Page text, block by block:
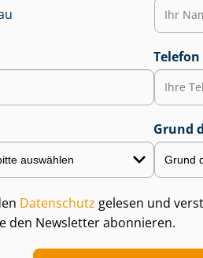
Telefon
Grund
Datenschutz gelesen und
den Newsletter abonnieren.